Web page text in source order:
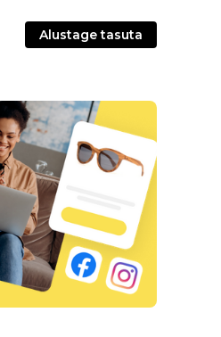
Alustage tasuta